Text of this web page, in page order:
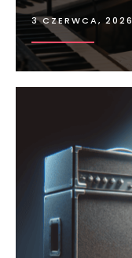
3 CZERWCA, 2026